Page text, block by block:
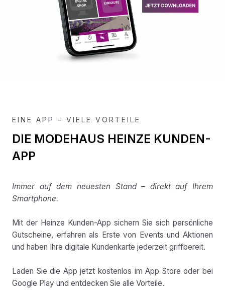
EINE APP – VIELE VORTEILE
DIE MODEHAUS HEINZE KUNDEN-
APP
Immer auf dem neuesten Stand – direkt auf Ihrem
Smartphone.
Mit der Heinze Kunden-App sichern Sie sich persönliche
Gutscheine, erfahren als Erste von Events und Aktionen
und haben Ihre digitale Kundenkarte jederzeit griffbereit.
Laden Sie die App jetzt kostenlos im App Store oder bei
Google Play und entdecken Sie alle Vorteile.